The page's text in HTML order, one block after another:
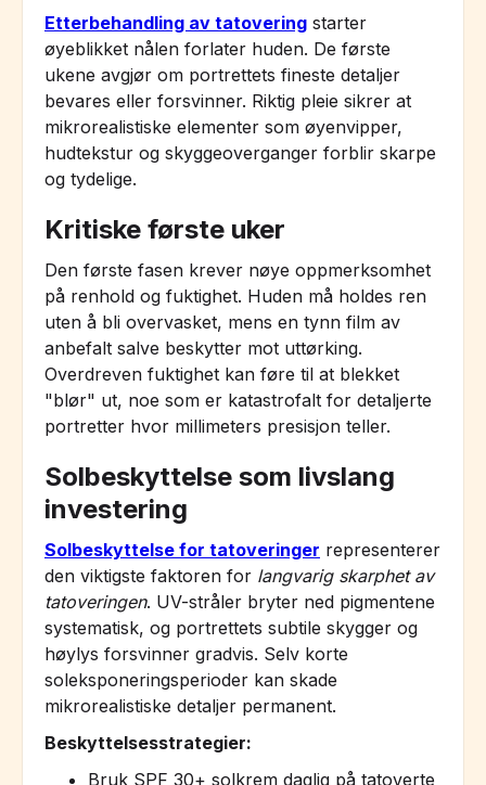
Etterbehandling av tatovering starter
øyeblikket nålen forlater huden. De første
ukene avgjør om portrettets fineste detaljer
bevares eller forsvinner. Riktig pleie sikrer at
mikrorealistiske elementer som øyenvipper,
hudtekstur og skyggeoverganger forblir skarpe
og tydelige.
Kritiske første uker
Den første fasen krever nøye oppmerksomhet
på renhold og fuktighet. Huden må holdes ren
uten å bli overvasket, mens en tynn film av
anbefalt salve beskytter mot uttørking.
Overdreven fuktighet kan føre til at blekket
"blør" ut, noe som er katastrofalt for detaljerte
portretter hvor millimeters presisjon teller.
Solbeskyttelse som livslang
investering
Solbeskyttelse for tatoveringer representerer
den viktigste faktoren for langvarig skarphet av
tatoveringen. UV-stråler bryter ned pigmentene
systematisk, og portrettets subtile skygger og
høylys forsvinner gradvis. Selv korte
soleksponeringsperioder kan skade
mikrorealistiske detaljer permanent.
Beskyttelsesstrategier:
Bruk SPF 30+ solkrem daglig på tatoverte